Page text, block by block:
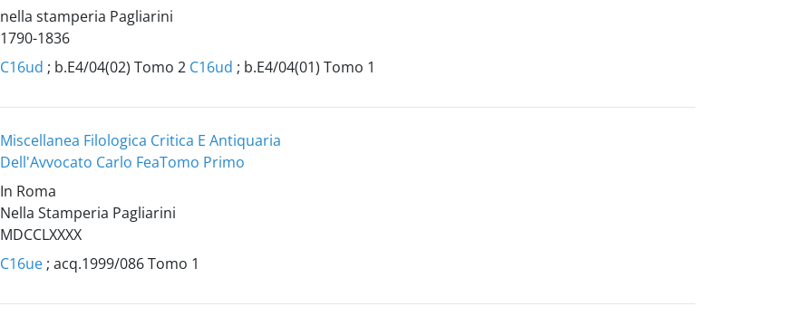
nella stamperia Pagliarini
1790-1836
C16ud ; b.E4/04(02) Tomo 2 C16ud ; b.E4/04(01) Tomo 1
Miscellanea Filologica Critica E Antiquaria
Dell'Avvocato Carlo FeaTomo Primo
In Roma
Nella Stamperia Pagliarini
MDCCLXXXX
C16ue; acq.1999/086 Tomo 1